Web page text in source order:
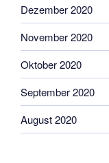
Dezember 2020
November 2020
Oktober 2020
September 2020
August 2020